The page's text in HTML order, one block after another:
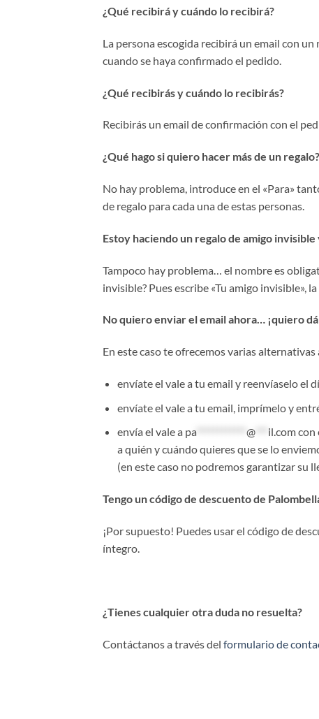
¿Qué recibirá y cuándo lo recibirá?
La persona escogida recibirá un email con
cuando se haya confirmado el pedido.
¿Qué recibirás y cuándo lo recibirás?
Recibirás un email de confirmación con el
¿Qué hago si quiero hacer más de un regalo?
No hay problema, introduce en el «Para»
de regalo para cada una de estas personas.
Estoy haciendo un regalo de amigo
Tampoco hay problema… el nombre es
invisible? Pues escribe «Tu amigo invisible»,
No quiero enviar el email ahora… ¡quiero
En este caso te ofrecemos varias alternativas
envíate el vale a tu email y reenvíaselo el
envíate el vale a tu email, imprímelo y
envía el vale a pa************ @*** il.comcon
a quién y cuándo quieres que se lo
(en este caso no podremos garantizar su
Tengo un código de descuento de
¡Por supuesto! Puedes usar el código de
íntegro.
¿Tienes cualquier otra duda no resuelta?
Contáctanos a través del formulario de